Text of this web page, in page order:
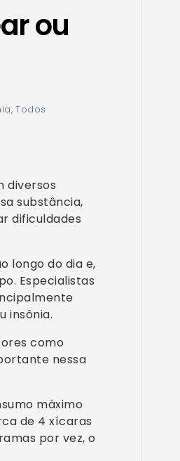
ou
,Todos
diversos
substância,
dificuldades
longo do dia e,
Especialistas
insônia.
como
nessa
máximo
de 4 xícaras
por vez, o